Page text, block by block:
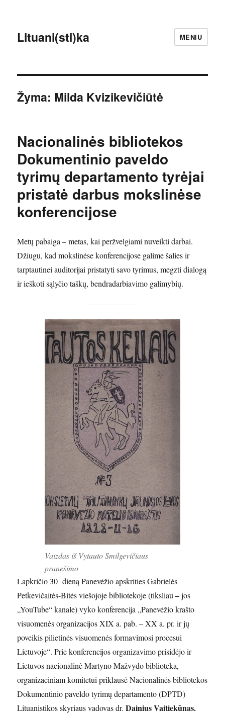
Lituani(sti)ka MENIU
Žyma: Milda Kvizikevičiūtė
Nacionalinės bibliotekos
Dokumentinio paveldo
tyrimų departamento tyrėjai
pristatė darbus mokslinėse
konferencijose
Metų pabaiga – metas, kai peržvelgiami nuveikti darbai.
Džiugu, kad mokslinėse konferencijose galime šalies ir
tarptautinei auditorijai pristatyti savo tyrimus, megzti dialogą
ir ieškoti sąlyčio taškų, bendradarbiavimo galimybių.
Vaizdas iš Vytauto Smilgevičiaus
pranešimo
Lapkričio 30 dieną Panevėžio apskrities Gabrielės
Petkevičaitės-Bitės viešojoje bibliotekoje (tiksliau–jos
„YouTube“ kanale) vyko konferencija „Panevėžio krašto
visuomenės organizacijos XIX a. pab. – XX a. pr. ir jų
poveikis pilietinės visuomenės formavimosi procesui
Lietuvoje“. Prie konferencijos organizavimo prisidėjo ir
Lietuvos nacionalinė Martyno Mažvydo biblioteka,
organizaciniam komitetui priklausė Nacionalinės bibliotekos
Dokumentinio paveldo tyrimų departamento (DPTD)
Lituanistikos skyriaus vadovas dr.Dainius Vaitiekūnas.